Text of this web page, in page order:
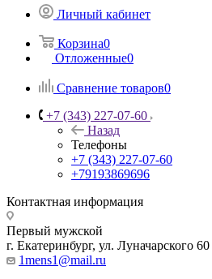
Личный кабинет
Корзина0
Отложенные0
Сравнение товаров0
+7 (343) 227-07-60
Назад
Телефоны
+7 (343) 227-07-60
+79193869696
Контактная информация
Первый мужской
г. Екатеринбург, ул. Луначарского 60
1mens1@mail.ru